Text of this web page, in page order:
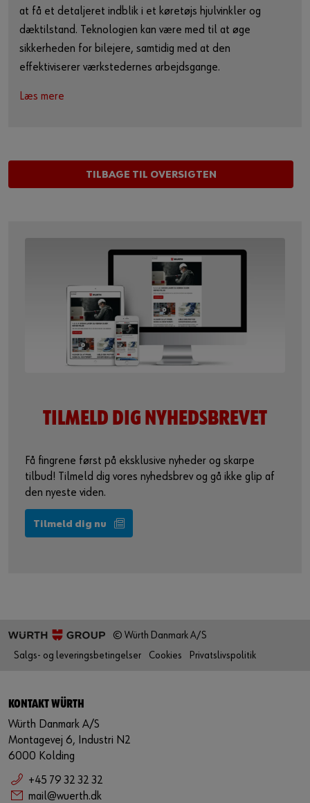
at få et detaljeret indblik i et køretøjs hjulvinkler og
dæktilstand. Teknologien kan være med til at øge
sikkerheden for bilejere, samtidig med at den
effektiviserer værkstedernes arbejdsgange.
Læs mere
TILBAGE TIL OVERSIGTEN
TILMELD DIG NYHEDSBREVET
Få fingrene først på eksklusive nyheder og skarpe
tilbud! Tilmeld dig vores nyhedsbrev og gå ikke glip af
den nyeste viden.
Tilmeld dig nu
© Würth Danmark A/S
Salgs- og leveringsbetingelser
Cookies Privatslivspolitik
KONTAKT WÜRTH
Würth Danmark A/S
Montagevej 6, Industri N2
6000 Kolding
+45 79 32 32 32
mail@wuerth.dk